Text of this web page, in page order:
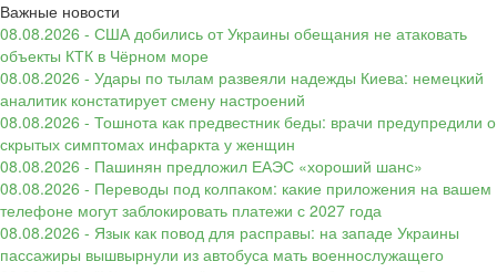
Важные новости
08.08.2026 - США добились от Украины обещания не атаковать
объекты КТК в Чёрном море
08.08.2026 - Удары по тылам развеяли надежды Киева: немецкий
аналитик констатирует смену настроений
08.08.2026 - Тошнота как предвестник беды: врачи предупредили о
скрытых симптомах инфаркта у женщин
08.08.2026 - Пашинян предложил ЕАЭС «хороший шанс»
08.08.2026 - Переводы под колпаком: какие приложения на вашем
телефоне могут заблокировать платежи с 2027 года
08.08.2026 - Язык как повод для расправы: на западе Украины
пассажиры вышвырнули из автобуса мать военнослужащего